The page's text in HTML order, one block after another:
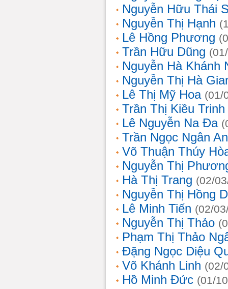
Nguyễn Hữu Thái
Nguyễn Thị Hạnh
Lê Hồng Phương
Trần Hữu Dũng
Nguyễn Hà Khánh
Nguyễn Thị Hà
Lê Thị Mỹ Hoa (01/
Trần Thị Kiều Trinh
Lê Nguyễn Na Đa
Trần Ngọc Ngân
Võ Thuận Thúy
Nguyễn Thị
Hà Thị Trang (02/
Nguyễn Thị Hồng
Lê Minh Tiến (02/
Nguyễn Thị Thảo
Phạm Thị Thảo
Đặng Ngọc Diệu
Võ Khánh Linh (02/
Hồ Minh Đức (01/